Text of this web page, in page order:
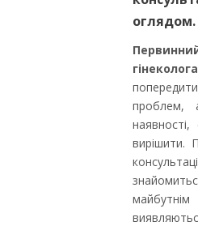
оглядом.
гінеколога
проблем,
наявності,
вирішити.